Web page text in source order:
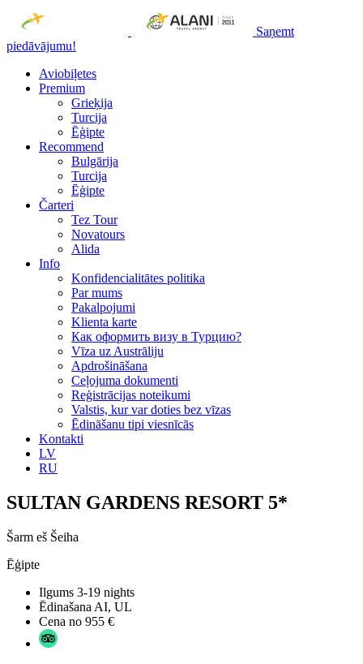
Saņemt
piedāvājumu!
Aviobiļetes
Premium
Grieķija
Turcija
Ēģipte
Recommend
Bulgārija
Turcija
Ēģipte
Čarteri
Tez Tour
Novatours
Alida
Info
Konfidencialitātes politika
Par mums
Рakalpojumi
Klienta karte
Как оформить визу в Турцию?
Vīza uz Austrāliju
Apdrošināšana
Ceļojuma dokumenti
Reģistrācijas noteikumi
Valstis, kur var doties bez vīzas
Ēdināšanu tipi viesnīcās
Kontakti
LV
RU
SULTAN GARDENS RESORT 5*
Šarm eš Šeiha
Ēģipte
Ilgums 3-19 nights
Ēdinašana AI, UL
Cena no 955 €